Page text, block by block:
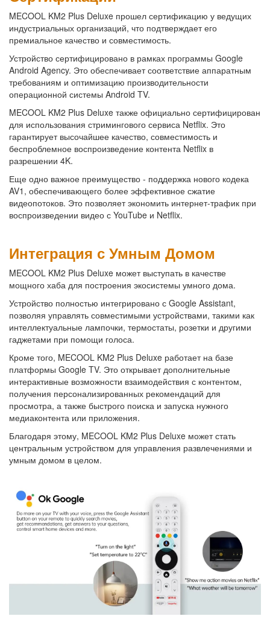
MECOOL KM2 Plus Deluxe прошел сертификацию у ведущих
индустриальных организаций, что подтверждает его
премиальное качество и совместимость.
Устройство сертифицировано в рамках программы Google
Android Agency. Это обеспечивает соответствие аппаратным
требованиям и оптимизацию производительности
операционной системы Android TV.
MECOOL KM2 Plus Deluxe также официально сертифицирован
для использования стримингового сервиса Netflix. Это
гарантирует высочайшее качество, совместимость и
беспроблемное воспроизведение контента Netflix в
разрешении 4K.
Еще одно важное преимущество - поддержка нового кодека
AV1, обеспечивающего более эффективное сжатие
видеопотоков. Это позволяет экономить интернет-трафик при
воспроизведении видео с YouTube и Netflix.
Интеграция с Умным Домом
MECOOL KM2 Plus Deluxe может выступать в качестве
мощного хаба для построения экосистемы умного дома.
Устройство полностью интегрировано с Google Assistant,
позволяя управлять совместимыми устройствами, такими как
интеллектуальные лампочки, термостаты, розетки и другими
гаджетами при помощи голоса.
Кроме того, MECOOL KM2 Plus Deluxe работает на базе
платформы Google TV. Это открывает дополнительные
интерактивные возможности взаимодействия с контентом,
получения персонализированных рекомендаций для
просмотра, а также быстрого поиска и запуска нужного
медиаконтента или приложения.
Благодаря этому, MECOOL KM2 Plus Deluxe может стать
центральным устройством для управления развлечениями и
умным домом в целом.